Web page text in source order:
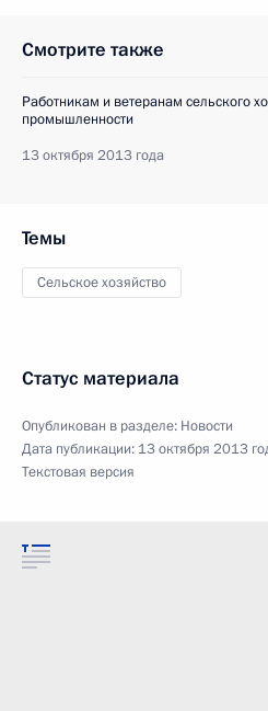
Смотрите также
Работникам и ветеранам сельского
промышленности
13 октября 2013 года
Темы
Сельское хозяйство
Статус материала
Опубликован в разделе: Новости
Дата публикации: 13 октября 2013
Текстовая версия